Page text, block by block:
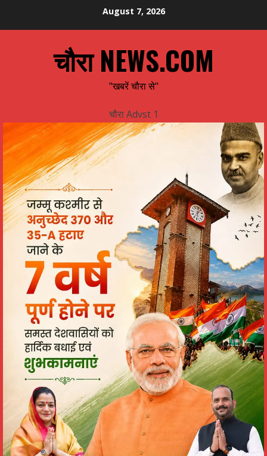
August 7, 2026
चौरा NEWS.COM
"खबरें चौरा से"
चौरा Advst 1